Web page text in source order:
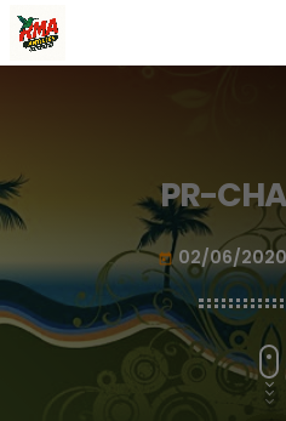
PR-
today 02/06/2020